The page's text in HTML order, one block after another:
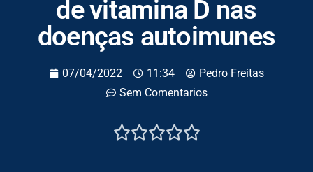
de vitamina D nas
doenças autoimunes
07/04/2022 11:34
Pedro Freitas
Sem Comentarios
